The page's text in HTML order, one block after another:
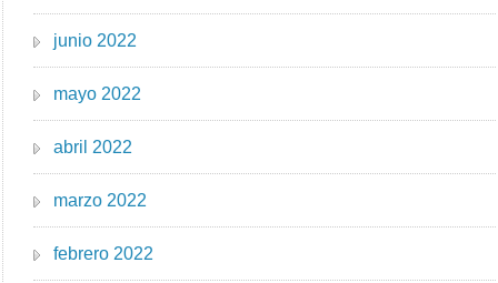
junio 2022
mayo 2022
abril 2022
marzo 2022
febrero 2022